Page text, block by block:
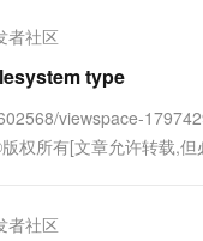
者社区
type
viewspace-
权所有[文章允许转载,
者社区